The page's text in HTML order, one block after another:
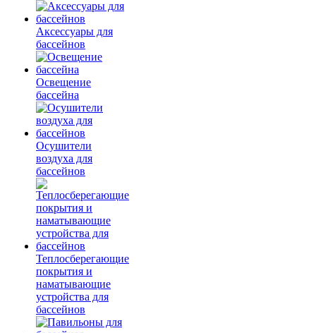
Аксессуары для
бассейнов
Освещение
бассейна
Осушители
воздуха для
бассейнов
Теплосберегающие
покрытия и
наматывающие
устройства для
бассейнов